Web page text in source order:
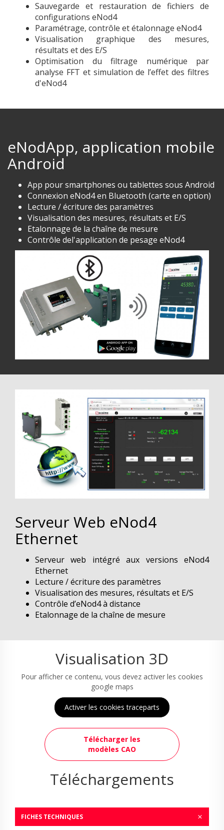
Sauvegarde et restauration de fichiers de
configurations eNod4
Paramétrage, contrôle et étalonnage eNod4
Visualisation graphique des mesures,
résultats et des E/S
Optimisation du filtrage numérique par
analyse FFT et simulation de l’effet des filtres
d'eNod4
eNodApp, application mobile
Android
App pour smartphones ou tablettes sous Android
Connexion eNod4 en Bluetooth (carte en option)
Lecture / écriture des paramètres
Visualisation des mesures, résultats et E/S
Etalonnage de la chaîne de mesure
Contrôle del'application de pesage eNod4
Serveur Web eNod4
Ethernet
Serveur web intégré aux versions eNod4
Ethernet
Lecture / écriture des paramètres
Visualisation des mesures, résultats et E/S
Contrôle d’eNod4 à distance
Etalonnage de la chaîne de mesure
Visualisation 3D
Pour afficher ce contenu, vous devez activer les cookies
google maps
Activer les cookies traceparts
Télécharger les
modèles CAO
Téléchargements
FICHES TECHNIQUES